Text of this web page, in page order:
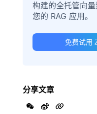
构建的全托管向
您的 RAG 应用。
免费试用
分享文章